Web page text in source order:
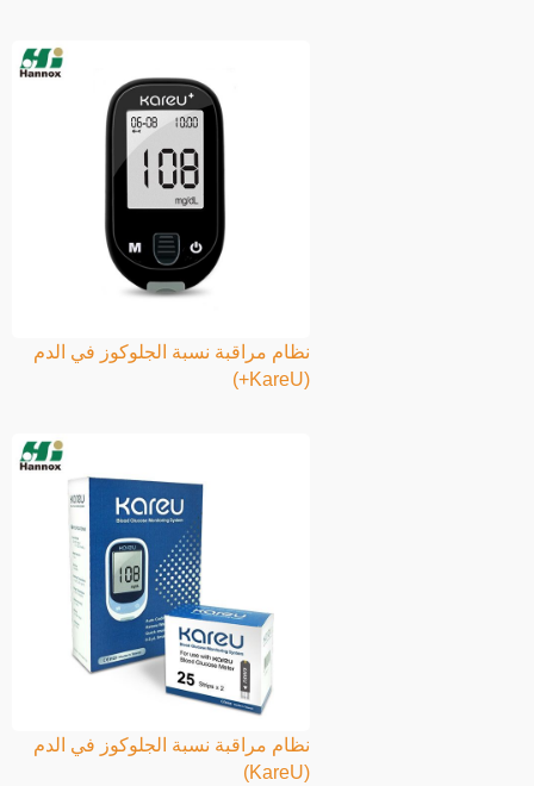
نظام مراقبة نسبة الجلوكوز في الدم
(KareU+)
نظام مراقبة نسبة الجلوكوز في الدم
(KareU)